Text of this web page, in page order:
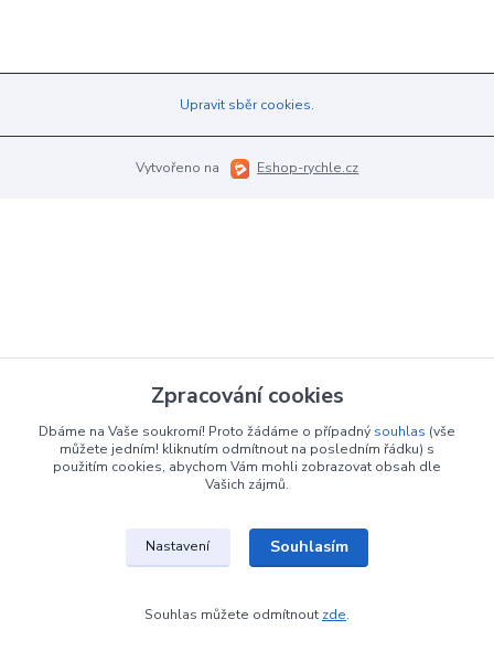
Upravit sběr cookies.
Vytvořeno na Eshop-rychle.cz
Zpracování cookies
Dbáme na Vaše soukromí! Proto žádáme o případný souhlas (vše
můžete jedním! kliknutím odmítnout na posledním řádku) s
použitím cookies, abychom Vám mohli zobrazovat obsah dle
Vašich zájmů.
Nastavení Souhlasím
Souhlas můžete odmítnout zde.